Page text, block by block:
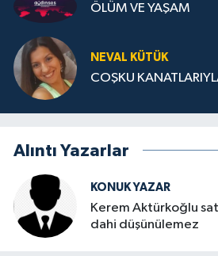
ÖLÜM VE YAŞAM
NEVAL KÜTÜK
COŞKU
Alıntı Yazarlar
KONUK YAZAR
Kerem Aktürkoğlu
dahi düşünülemez